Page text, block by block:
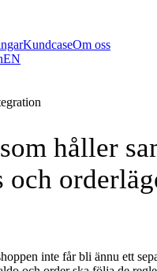
KundcaseOm oss
EN
håller
och
inte får bli ännu ett